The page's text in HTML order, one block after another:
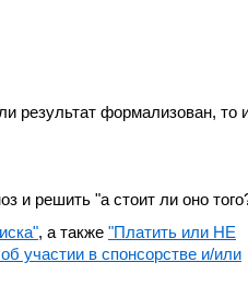
результат формализован, то
и решить "а стоит ли оно
, а также "Платить или НЕ
участии в спонсорстве и/или